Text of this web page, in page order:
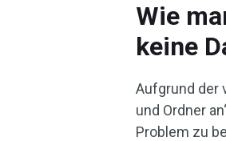
Wie
keine
Aufgrund der
und Ordner
Problem zu